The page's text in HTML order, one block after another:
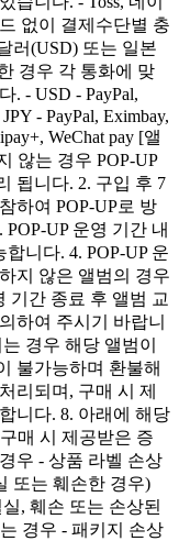
없이 결제수단별 충
러(USD) 또는 일본
경우 각 통화에 맞
. - USD - PayPal,
- PayPal, Eximbay,
WeChat pay [앨
않는 경우 POP-UP
됩니다. 2. 구입 후 7
하여 POP-UP로 방
UP 운영 기간 내
니다. 4. POP-UP 운
지 않은 앨범의 경우
기간 종료 후 앨범 교
하여 주시기 바랍니
경우 해당 앨범이
불가능하며 환불해
리되며, 구매 시 제
니다. 8. 아래에 해당
매 시 제공받은 증
우 - 상품 라벨 손상
또는 훼손한 경우)
, 훼손 또는 손상된
경우 - 패키지 손상